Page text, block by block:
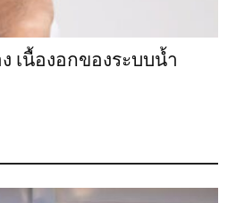
เนื้องอกของระบบน้ำ